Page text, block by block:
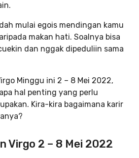
mulai egois mendingan kamu
makan hati. Soalnya bisa
dan nggak dipeduliin sama
Minggu ini 2 – 8 Mei 2022,
hal penting yang perlu
Kira-kira bagaimana karir
Virgo 2 – 8 Mei 2022